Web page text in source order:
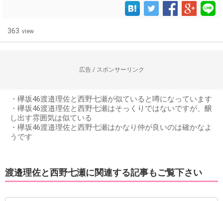
363 view
広告 / スポンサーリンク
・欅坂46渡邉理佐と西野七瀬が似ていると噂になっています
・欅坂46渡邉理佐と西野七瀬はそっくりではないですが、醸
し出す雰囲気は似ている
・欅坂46渡邉理佐と西野七瀬はかなり仲が良いのは確かなよ
うです
渡邉理佐と西野七瀬に関連する記事もご覧下さい